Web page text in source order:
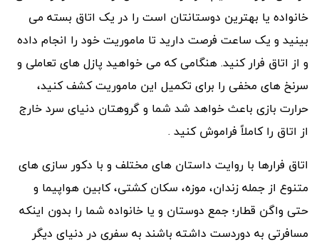
خانواده یا بهترین دوستانتان است را در یک اتاق بسته مى
بینید و یک ساعت فرصت دارید تا ماموریت خود را انجام داده
و از اتاق فرار کنید. هنگامی که می خواهید پازل های تعاملی و
سرنخ های مخفی را برای تکمیل این ماموریت کشف کنید،
حرارت بازى باعث خواهد شد شما و گروهتان دنیای سرد خارج
از اتاق را کاملاً فراموش کنید .
اتاق فرارها با روایت داستان هاى مختلف و با دکور سازى هاى
متنوع از جمله زندان، موزه، سکان کشتى، کابین هواپیما و
حتى واگن قطار؛ جمع دوستان و یا خانواده شما را بدون اینکه
مسافرتى به دوردست داشته باشند به سفری در دنیای دیگر